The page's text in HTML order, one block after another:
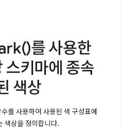
를 사용한
스키마에 종속
색상
를 사용하여 사용된 색 구성표에
색상을 정의합니다.